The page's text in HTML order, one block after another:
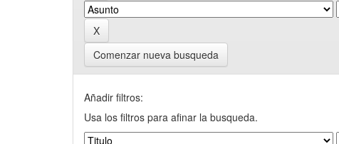
Comenzar nueva busqueda
Añadir filtros:
Usa los filtros para afinar la busqueda.